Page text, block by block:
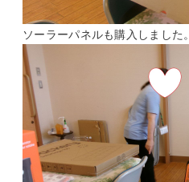
ソーラーパネルも購入しました。